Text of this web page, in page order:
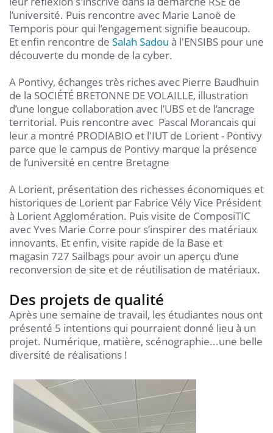
l’université. Puis rencontre avec Marie Lanoë de
Temporis pour qui l’engagement signifie beaucoup.
Et enfin rencontre de Salah Sadou à l'ENSIBS pour une
découverte du monde de la cyber.
A Pontivy, échanges très riches avec Pierre Baudhuin
de la SOCIÉTÉ BRETONNE DE VOLAILLE, illustration
d’une longue collaboration avec l’UBS et de l’ancrage
territorial. Puis rencontre avec Pascal Morancais qui
leur a montré PRODIABIO et l'IUT de Lorient - Pontivy
parce que le campus de Pontivy marque la présence
de l’université en centre Bretagne
A Lorient, présentation des richesses économiques et
historiques de Lorient par Fabrice Vély Vice Président
à Lorient Agglomération. Puis visite de ComposiTIC
avec Yves Marie Corre pour s’inspirer des matériaux
innovants. Et enfin, visite rapide de la Base et
magasin 727 Sailbags pour avoir un aperçu d’une
reconversion de site et de réutilisation de matériaux.
Des projets de qualité
Après une semaine de travail, les étudiantes nous ont
présenté 5 intentions qui pourraient donné lieu à un
projet. Numérique, matière, scénographie...une belle
diversité de réalisations !